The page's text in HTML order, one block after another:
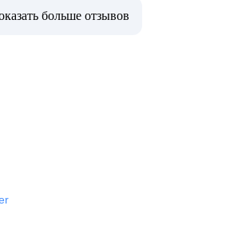
больше отзывов